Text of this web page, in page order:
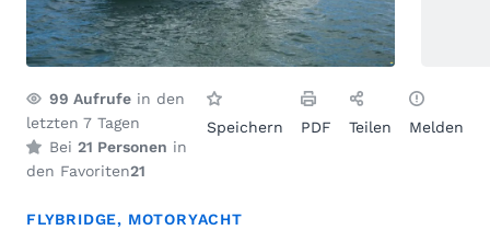
99 Aufrufe in den
letzten 7 Tagen
Bei 21 Personen in
den Favoriten21
Speichern PDF Teilen Melden
FLYBRIDGE, MOTORYACHT